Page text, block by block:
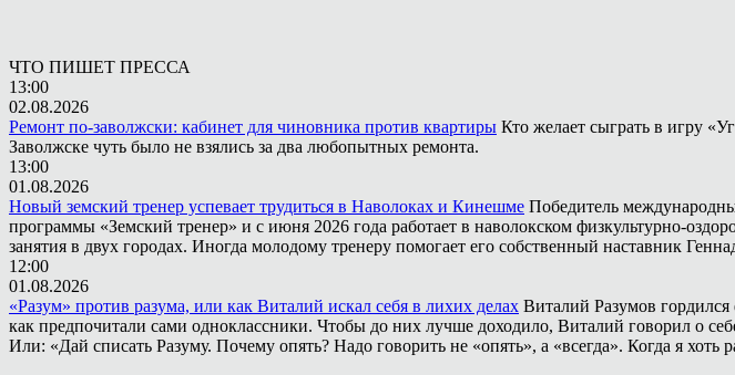
ЧТО ПИШЕТ ПРЕССА
13:00
02.08.2026
Ремонт по-заволжски: кабинет для чиновника против квартиры Кто желает сыграть в игру
Заволжске чуть было не взялись за два любопытных ремонта.
13:00
01.08.2026
Новый земский тренер успевает трудиться в Наволоках и Кинешме Победитель
программы «Земский тренер» и с июня 2026 года работает в наволокском физкультурно-
занятия в двух городах. Иногда молодому тренеру помогает его собственный наставник
12:00
01.08.2026
«Разум» против разума, или как Виталий искал себя в лихих делах Виталий Разумов гордился
как предпочитали сами одноклассники. Чтобы до них лучше доходило, Виталий говорил о
Или: «Дай списать Разуму. Почему опять? Надо говорить не «опять», а «всегда». Когда я хоть